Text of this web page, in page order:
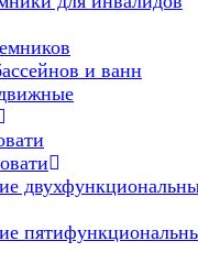
и ванн